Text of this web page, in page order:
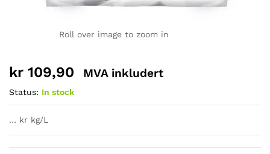
Roll over image to zoom in
kr 109,90 MVA inkludert
Status: In stock
… kr kg/L